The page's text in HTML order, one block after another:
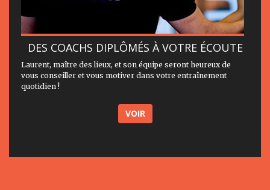
DES COACHS DIPLÔMÉS À VOTRE ÉCOUTE
Laurent, maître des lieux, et son équipe seront heureux de
vous conseiller et vous motiver dans votre entraînement
quotidien !
VOIR